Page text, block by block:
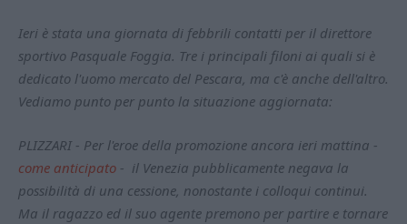
Ieri è stata una giornata di febbrili contatti per il direttore
sportivo Pasquale Foggia. Tre i principali filoni ai quali si è
dedicato l'uomo mercato del Pescara, ma c'è anche dell'altro.
Vediamo punto per punto la situazione aggiornata:
PLIZZARI - Per l'eroe della promozione ancora ieri mattina -
come anticipato - il Venezia pubblicamente negava la
possibilità di una cessione, nonostante i colloqui continui.
Ma il ragazzo ed il suo agente premono per partire e tornare